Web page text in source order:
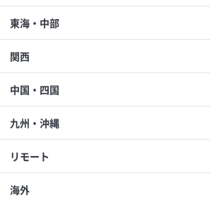
東海・中部
関西
中国・四国
九州・沖縄
リモート
海外